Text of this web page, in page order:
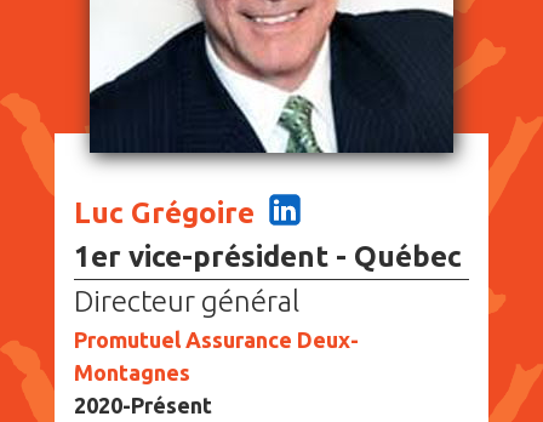
Luc Grégoire
1er vice-président - Québec
Directeur général
Promutuel Assurance Deux-
Montagnes
2020-Présent